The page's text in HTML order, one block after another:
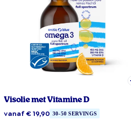
Visolie met Vitamine D
vanaf € 19,90 30-50 SERVINGS